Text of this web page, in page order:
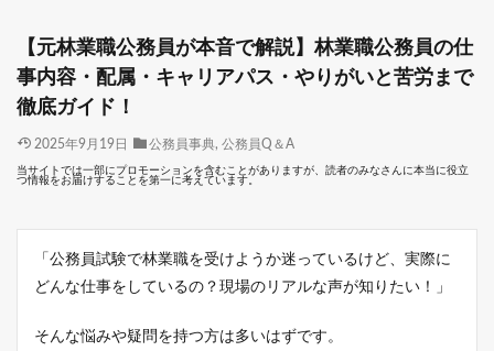
【元林業職公務員が本音で解説】林業職公務員の仕
事内容・配属・キャリアパス・やりがいと苦労まで
徹底ガイド！
2025年9月19日 公務員事典, 公務員Q＆A
当サイトでは一部にプロモーションを含むことがありますが、読者のみなさんに本当に役立
つ情報をお届けすることを第一に考えています。
「公務員試験で林業職を受けようか迷っているけど、実際に
どんな仕事をしているの？現場のリアルな声が知りたい！」
そんな悩みや疑問を持つ方は多いはずです。